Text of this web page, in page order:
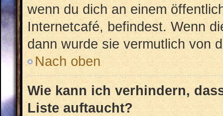
wenn du dich an einem
Internetcafé, befindest. Wenn
dann wurde sie vermutlich von
Nach oben
Wie kann ich verhindern,
Liste auftaucht?